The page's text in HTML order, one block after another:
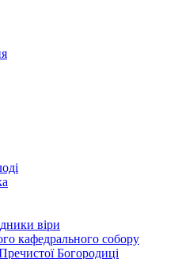
віри
кафедрального собору
Богородиці